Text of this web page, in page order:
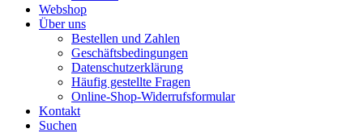
Webshop
Über uns
Bestellen und Zahlen
Geschäftsbedingungen
Datenschutzerklärung
Häufig gestellte Fragen
Online-Shop-Widerrufsformular
Kontakt
Suchen